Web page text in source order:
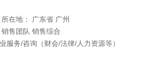
在地： 广东省 广州
售团队 销售综合
服务/咨询（财会/法律/人力资源等）